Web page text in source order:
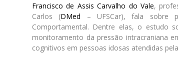
Francisco de Assis Carvalho do Vale,
Carlos (DMed – UFSCar), fala sobre
Comportamental. Dentre elas, o estudo
monitoramento da pressão intracraniana
cognitivos em pessoas idosas atendidas